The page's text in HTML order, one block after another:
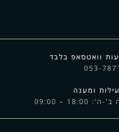
וואטסאפ בלבד
053-
ומענה
– 09:00